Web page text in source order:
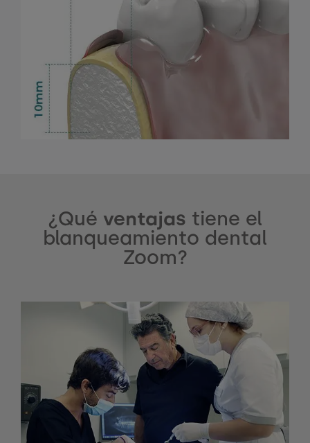
¿Qué ventajas tiene el
blanqueamiento dental
Zoom?